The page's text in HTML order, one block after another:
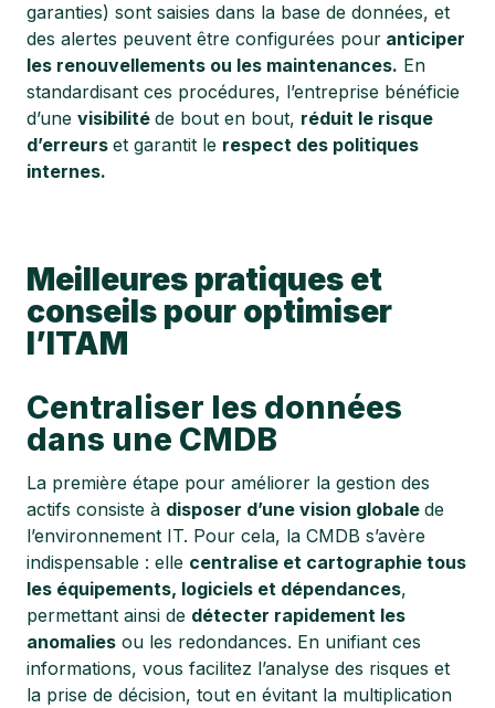
garanties) sont saisies dans la base de données, et
des alertes peuvent être configurées pour anticiper
les renouvellements ou les maintenances. En
standardisant ces procédures, l’entreprise bénéficie
d’une visibilité de bout en bout, réduit le risque
d’erreurs et garantit le respect des politiques
internes.
Meilleures pratiques et
conseils pour optimiser
l’ITAM
Centraliser les données
dans une CMDB
La première étape pour améliorer la gestion des
actifs consiste à disposer d’une vision globale de
l’environnement IT. Pour cela, la CMDB s’avère
indispensable : elle centralise et cartographie tous
les équipements, logiciels et dépendances,
permettant ainsi de détecter rapidement les
anomalies ou les redondances. En unifiant ces
informations, vous facilitez l’analyse des risques et
la prise de décision, tout en évitant la multiplication